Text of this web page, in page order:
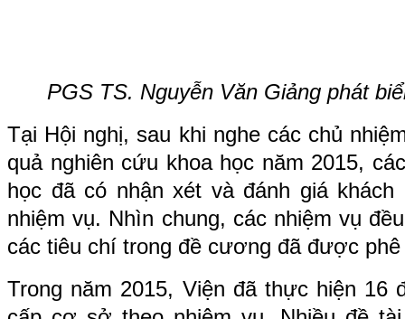
PGS TS. Nguyễn Văn Giảng phát
Tại Hội nghị, sau khi nghe các chủ
quả nghiên cứu khoa học năm 2015,
học đã có nhận xét và đánh giá
nhiệm vụ. Nhìn chung, các nhiệm vụ
các tiêu chí trong đề cương đã được phê
Trong năm 2015, Viện đã thực hiện 16